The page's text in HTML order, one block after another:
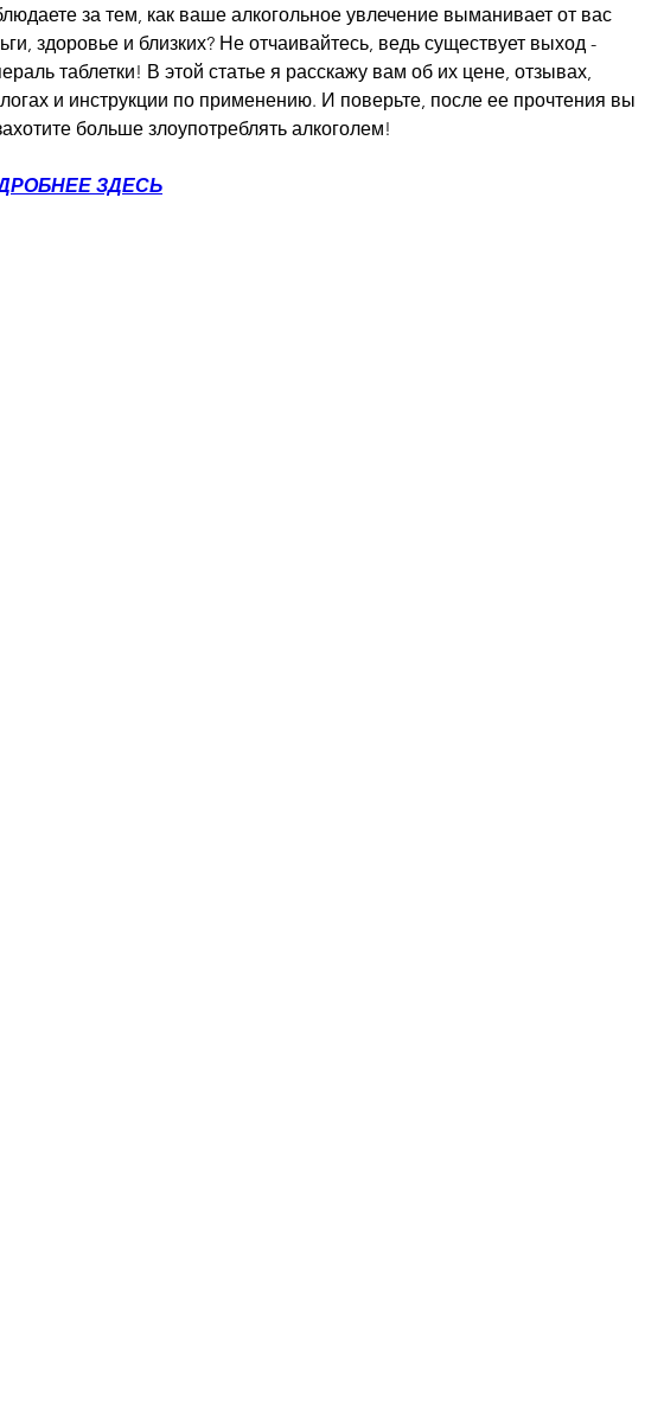
за тем, как ваше алкогольное увлечение выманивает от вас
здоровье и близких? Не отчаивайтесь, ведь существует выход -
таблетки! В этой статье я расскажу вам об их цене, отзывах,
и инструкции по применению. И поверьте, после ее прочтения вы
больше злоупотреблять алкоголем!
ЗДЕСЬ